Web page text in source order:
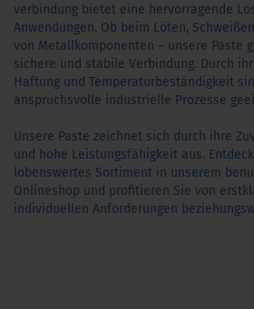
verbindung bietet eine hervorragende
Anwendungen. Ob beim Löten,
von Metallkomponenten – unsere Paste
sichere und stabile Verbindung. Durch
Haftung und Temperaturbeständigkeit
anspruchsvolle industrielle Prozesse
Unsere Paste zeichnet sich durch ihre
und hohe Leistungsfähigkeit aus.
lobenswertes Sortiment in unserem
Onlineshop und profitieren Sie von
individuellen Anforderungen